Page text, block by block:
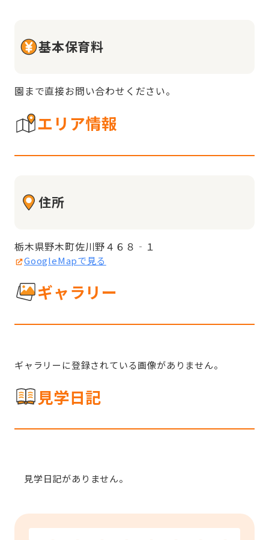
基本保育料
園まで直接お問い合わせください。
エリア情報
住所
栃木県野木町佐川野４６８‐１
GoogleMapで見る
ギャラリー
ギャラリーに登録されている画像がありません。
見学日記
見学日記がありません。